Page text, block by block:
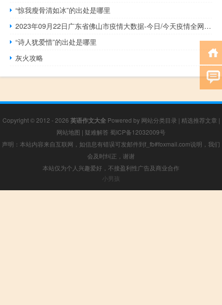
“惊我瘦骨清如冰”的出处是哪里
2023年09月22日广东省佛山市疫情大数据-今日/今天疫情全网搜索最新实时消息动态情况通知播报
“诗人犹爱惜”的出处是哪里
灰火攻略
Copyright © 2012 - 2026 英语作文大全Powered by 网站分类目录 | 精选推荐文章 |
网站地图 | 疑难解答 蜀ICP备12032009号
声明：本站内容来自互联网，如信息有错误可发邮件到f_fb#foxmail.com说明，我们
会及时纠正，谢谢
本站仅为个人兴趣爱好，不接盈利性广告及商业合作
小男孩